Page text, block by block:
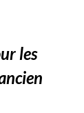
les